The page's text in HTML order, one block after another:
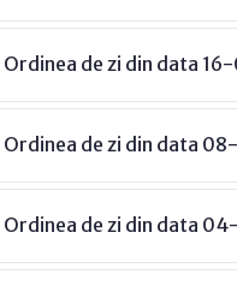
Ordinea de zi din data
Ordinea de zi din data
Ordinea de zi din data